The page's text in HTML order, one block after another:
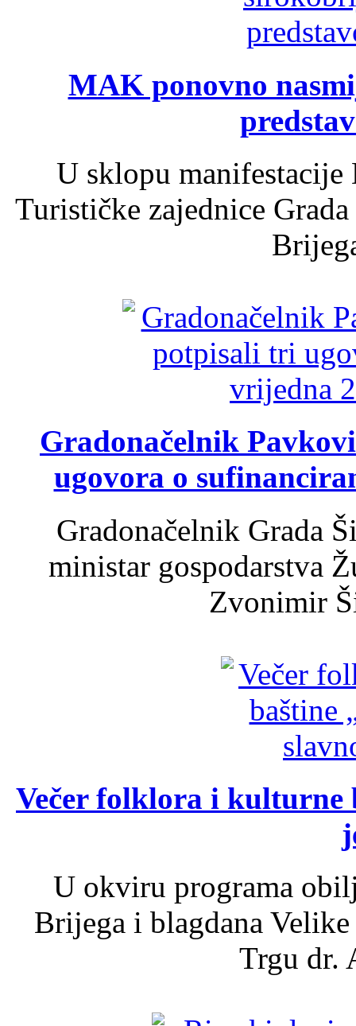
MAK ponovno
U sklopu
Turističke zajednice
Gradonačelnik
ugovora o
Gradonačelnik Grada
ministar gospodarstva
Zvonimir
Večer folklora i kulturne
U okviru programa
Brijega i blagdana
Trgu dr.